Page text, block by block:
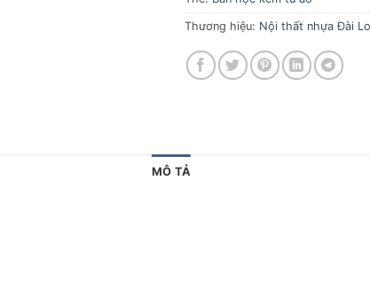
Thương hiệu: Nội thất nhựa Đài
MÔ TẢ